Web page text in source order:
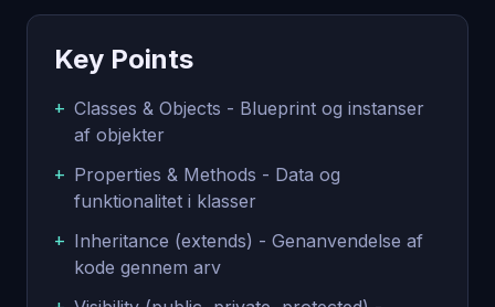
Key Points
+ Classes & Objects - Blueprint og instanser
af objekter
+ Properties & Methods - Data og
funktionalitet i klasser
+ Inheritance (extends) - Genanvendelse af
kode gennem arv